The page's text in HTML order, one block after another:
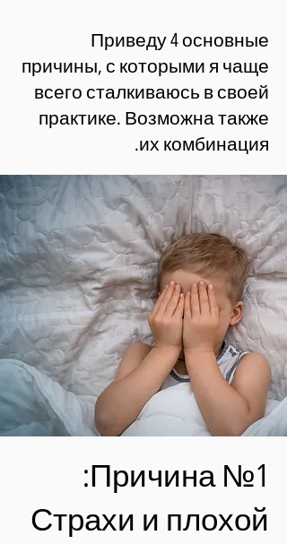
Приведу 4 основные
причины, с которыми я чаще
всего сталкиваюсь в своей
практике. Возможна также
их комбинация.
Причина №1:
Страхи и плохой